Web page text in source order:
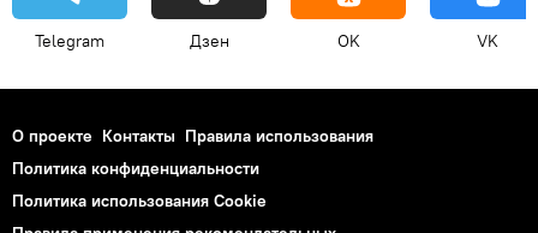
Telegram Дзен OK VK
О проекте Контакты Правила использования
Политика конфиденциальности
Политика использования Cookie